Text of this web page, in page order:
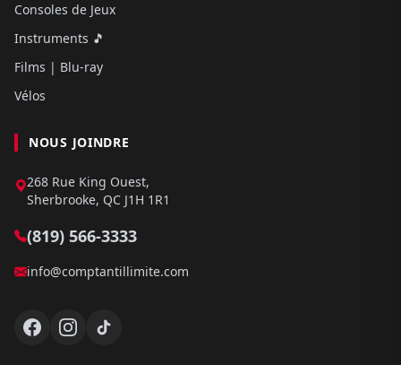
Consoles de Jeux
Instruments 🎵
Films | Blu-ray
Vélos
NOUS JOINDRE
268 Rue King Ouest,
Sherbrooke, QC J1H 1R1
(819) 566-3333
info@comptantillimite.com